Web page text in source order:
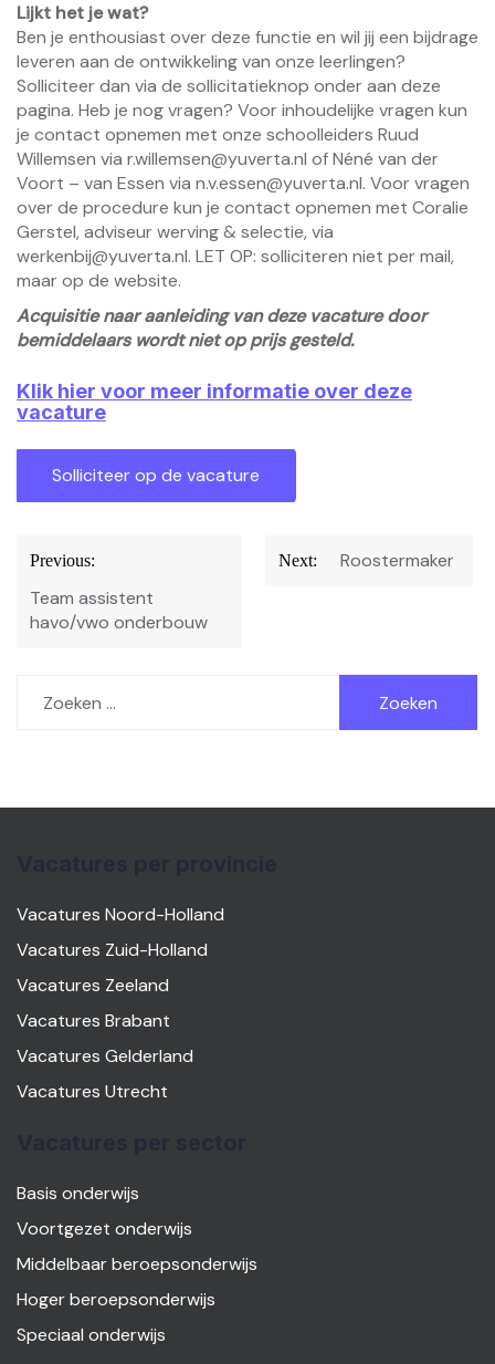
Lijkt het je wat?
Ben je enthousiast over deze functie en wil jij een bijdrage
leveren aan de ontwikkeling van onze leerlingen?
Solliciteer dan via de sollicitatieknop onder aan deze
pagina. Heb je nog vragen? Voor inhoudelijke vragen kun
je contact opnemen met onze schoolleiders Ruud
Willemsen via r.willemsen@yuverta.nl of Néné van der
Voort – van Essen via n.v.essen@yuverta.nl. Voor vragen
over de procedure kun je contact opnemen met Coralie
Gerstel, adviseur werving & selectie, via
werkenbij@yuverta.nl. LET OP: solliciteren niet per mail,
maar op de website.
Acquisitie naar aanleiding van deze vacature door
bemiddelaars wordt niet op prijs gesteld.
Klik hier voor meer informatie over deze
vacature
Bericht
navigatie
Previous:
Team assistent
havo/vwo onderbouw
Next: Roostermaker
naar:
Vacatures Noord-Holland
Vacatures Zuid-Holland
Vacatures Zeeland
Vacatures Brabant
Vacatures Gelderland
Vacatures Utrecht
Basis onderwijs
Voortgezet onderwijs
Middelbaar beroepsonderwijs
Hoger beroepsonderwijs
Speciaal onderwijs